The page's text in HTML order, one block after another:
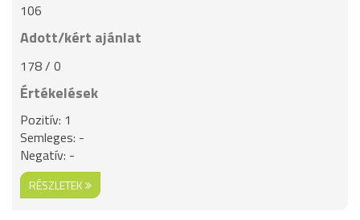
106
Adott/kért ajánlat
178 / 0
Értékelések
Pozitív: 1
Semleges: -
Negatív: -
RÉSZLETEK